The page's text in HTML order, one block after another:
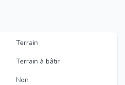
Terrain
Terrain à bâtir
Non